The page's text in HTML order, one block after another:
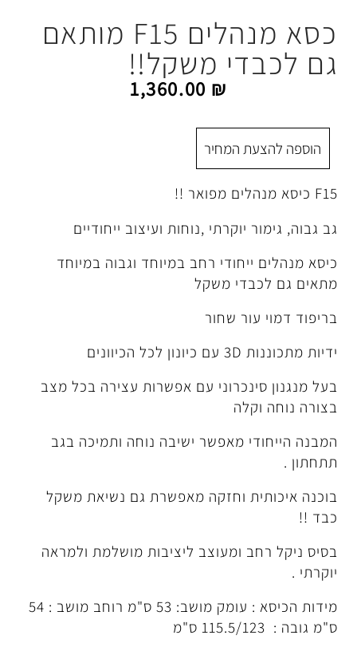
כסא מנהלים F15 מותאם
משקל!!
המחיר
,נוחות ועיצוב ייחודיים
רחב במיוחד וגבוה במיוחד
משקל
שחור
עם אפשרות עצירה בכל מצב
מאפשר ישיבה נוחה ותמיכה בגב
וחזקה מאפשרת גם נשיאת משקל
ומעוצב ליציבות מושלמת ולמראה
מידות הכיסא : עומק מושב: 53 ס"מ רוחב מושב : 54